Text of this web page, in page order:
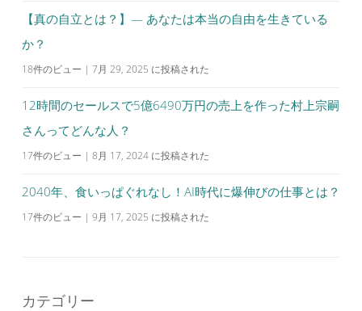
【真の自立とは？】— あなたは本当の自由を生きている
か？
18件のビュー | 7月 29, 2025 に投稿された
12時間のセールスで5億6490万円の売上を作った村上宗嗣
さんってどんな人？
17件のビュー | 8月 17, 2024 に投稿された
2040年、食いっぱぐれなし！AI時代に爆伸びの仕事とは？
17件のビュー | 9月 17, 2025 に投稿された
カテゴリー